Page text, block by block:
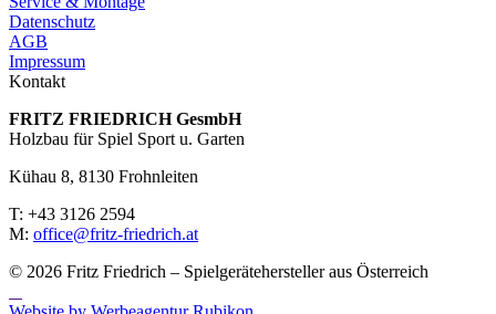
Datenschutz
AGB
Impressum
Kontakt
FRITZ FRIED­RICH GesmbH
Holzbau für Spiel Sport u. Garten
Kühau 8, 8130 Frohn­leiten
T: +43 3126 2594
M: office@fritz-fried­rich.at
© 2026 Fritz Friedrich – Spielgerätehersteller aus Österreich